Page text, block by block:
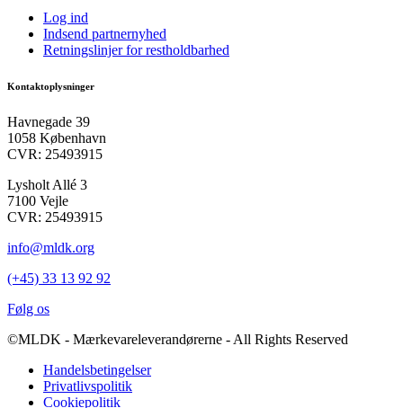
Log ind
Indsend partnernyhed
Retningslinjer for restholdbarhed
Kontaktoplysninger
Havnegade 39
1058 København
CVR: 25493915
Lysholt Allé 3
7100 Vejle
CVR: 25493915
info@mldk.org
(+45) 33 13 92 92
Følg os
©MLDK - Mærkevareleverandørerne - All Rights Reserved
Handelsbetingelser
Privatlivspolitik
Cookiepolitik